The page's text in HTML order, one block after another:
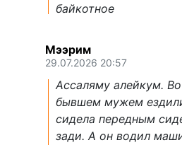
байкотное
Мээрим
29.07.2026 20:57
Ассаляму алейкум.
бывшем мужем
сидела передным
зади. А он водил